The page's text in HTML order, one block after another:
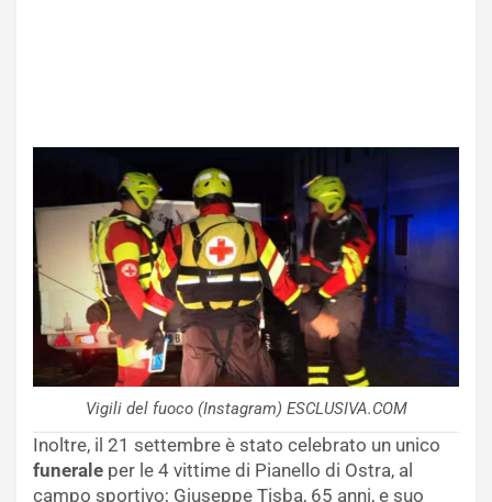
Vigili del fuoco (Instagram) ESCLUSIVA.COM
Inoltre, il 21 settembre è stato celebrato un unico
funerale per le 4 vittime di Pianello di Ostra, al
campo sportivo; Giuseppe Tisba, 65 anni, e suo